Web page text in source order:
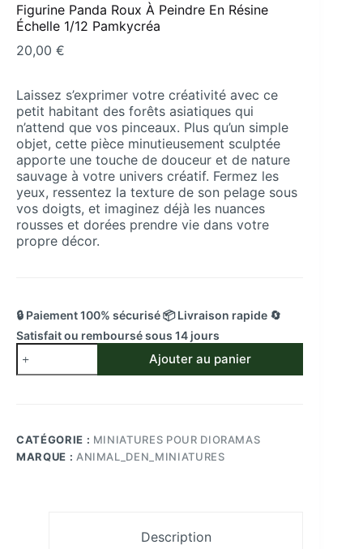
Figurine Panda Roux À Peindre En Résine
Échelle 1/12 Pamkycréa
20,00 €
Laissez s’exprimer votre créativité avec ce
petit habitant des forêts asiatiques qui
n’attend que vos pinceaux. Plus qu’un simple
objet, cette pièce minutieusement sculptée
apporte une touche de douceur et de nature
sauvage à votre univers créatif. Fermez les
yeux, ressentez la texture de son pelage sous
vos doigts, et imaginez déjà les nuances
rousses et dorées prendre vie dans votre
propre décor.
🔒 Paiement 100% sécurisé 📦 Livraison rapide 🔄
Satisfait ou remboursé sous 14 jours
quantité
de
Figurine
Peindre
En
Ajouter au panier
CATÉGORIE : MINIATURES POUR DIORAMAS
MARQUE : ANIMAL_DEN_MINIATURES
Description